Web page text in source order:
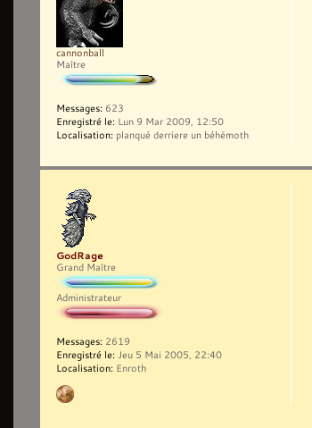
cannonball
Maître
Messages: 623
Enregistré le: Lun 9 Mar 2009, 12:50
Localisation: planqué derriere un béhémoth
GodRage
Grand Maître
Administrateur
Messages: 2619
Enregistré le: Jeu 5 Mai 2005, 22:40
Localisation: Enroth